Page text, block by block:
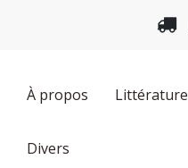
À propos Littérature
Divers